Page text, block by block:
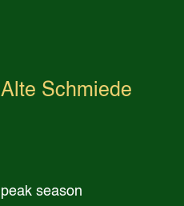
Alte Schmiede
peak season